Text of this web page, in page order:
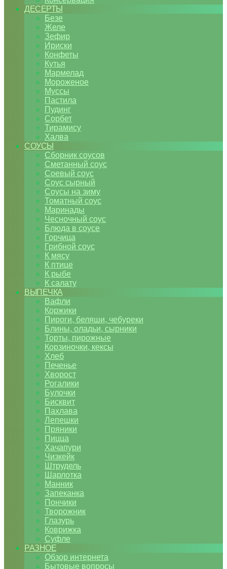
ДЕСЕРТЫ
Безе
Желе
Зефир
Ириски
Конфеты
Кутья
Мармелад
Мороженое
Муссы
Пастила
Пудинг
Сорбет
Тирамису
Халва
СОУСЫ
Сборник соусов
Сметанный соус
Соевый соус
Соус сырный
Соусы на зиму
Томатный соус
Маринады
Чесночный соус
Блюда в соусе
Горчица
Грибной соус
К мясу
К птице
К рыбе
К салату
ВЫПЕЧКА
Вафли
Коржики
Пироги, беляши, чебуреки
Блины, оладьи, сырники
Торты, пирожные
Корзиночки, кексы
Хлеб
Печенье
Хворост
Рогалики
Булочки
Бисквит
Пахлава
Лепешки
Пряники
Пицца
Хачапури
Чизкейк
Штрудель
Шарлотка
Манник
Запеканка
Пончики
Творожник
Глазурь
Коврижка
Суфле
РАЗНОЕ
Обзор интернета
Бытовые вопросы